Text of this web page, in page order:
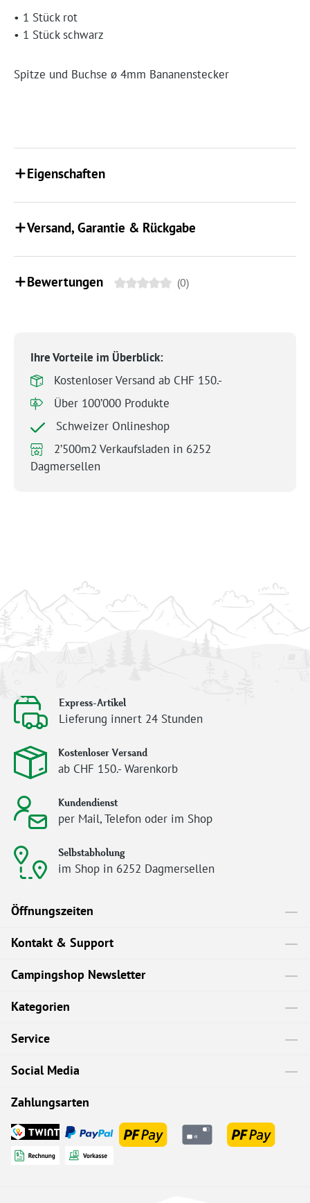
• 1 Stück rot
• 1 Stück schwarz
Spitze und Buchse ø 4mm Bananenstecker
Eigenschaften
Versand, Garantie & Rückgabe
Bewertungen (0)
Ihre Vorteile im Überblick:
Kostenloser Versand ab CHF 150.-
Über 100’000 Produkte
Schweizer Onlineshop
2’500m2 Verkaufsladen in 6252
Dagmersellen
Express-Artikel
Lieferung innert 24 Stunden
Kostenloser Versand
ab CHF 150.- Warenkorb
Kundendienst
per Mail, Telefon oder im Shop
Selbstabholung
im Shop in 6252 Dagmersellen
Öffnungszeiten
Kontakt & Support
Campingshop Newsletter
Kategorien
Service
Social Media
Zahlungsarten